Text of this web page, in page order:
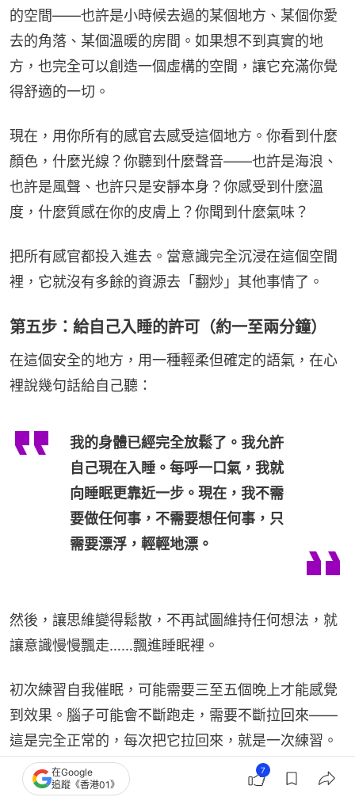
的空間——也許是小時候去過的某個地方、某個你愛
去的角落、某個溫暖的房間。如果想不到真實的地
方，也完全可以創造一個虛構的空間，讓它充滿你覺
得舒適的一切。
現在，用你所有的感官去感受這個地方。你看到什麼
顏色，什麼光線？你聽到什麼聲音——也許是海浪、
也許是風聲、也許只是安靜本身？你感受到什麼溫
度，什麼質感在你的皮膚上？你聞到什麼氣味？
把所有感官都投入進去。當意識完全沉浸在這個空間
裡，它就沒有多餘的資源去「翻炒」其他事情了。
第五步：給自己入睡的許可（約一至兩分鐘）
在這個安全的地方，用一種輕柔但確定的語氣，在心
裡說幾句話給自己聽：
我的身體已經完全放鬆了。我允許
自己現在入睡。每呼一口氣，我就
向睡眠更靠近一步。現在，我不需
要做任何事，不需要想任何事，只
需要漂浮，輕輕地漂。
然後，讓思維變得鬆散，不再試圖維持任何想法，就
讓意識慢慢飄走……飄進睡眠裡。
初次練習自我催眠，可能需要三至五個晚上才能感覺
到效果。腦子可能會不斷跑走，需要不斷拉回來——
這是完全正常的，每次把它拉回來，就是一次練習。
堅持使用，效果會越來越快出現，最終很多人發現，
自己還沒走完整個程序，就已經睡著了。
在Google
追蹤《香港01》
7